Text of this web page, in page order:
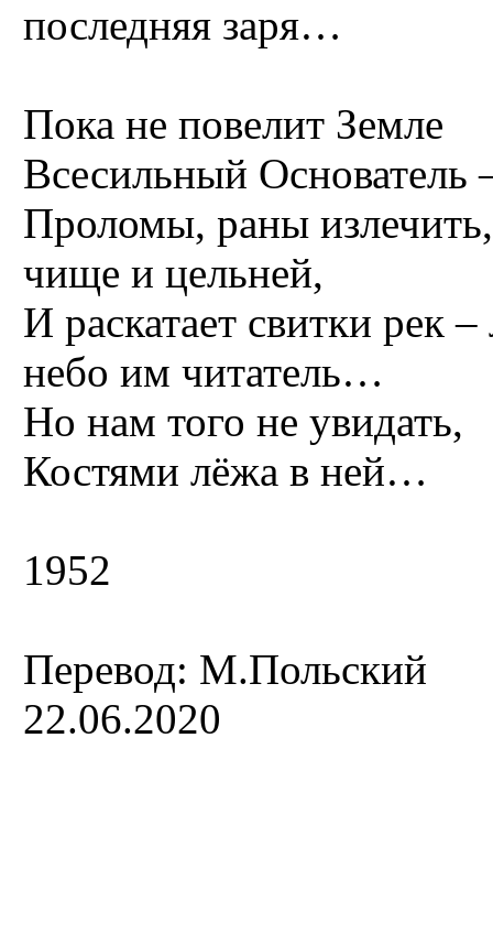
последняя заря…
Пока не повелит Земле
Всесильный Основатель
Проломы, раны излечить,
чище и цельней,
И раскатает свитки рек
небо им читатель…
Но нам того не увидать,
Костями лёжа в ней…
1952
Перевод: М.Польский
22.06.2020